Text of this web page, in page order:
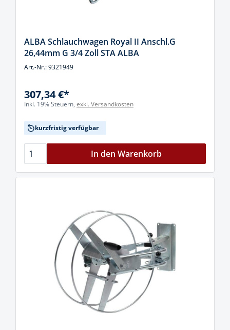
ALBA Schlauchwagen Royal II Anschl.G
26,44mm G 3/4 Zoll STA ALBA
Art.-Nr.: 9321949
307,34 €*
Inkl. 19% Steuern, exkl. Versandkosten
kurzfristig verfügbar
In den Warenkorb